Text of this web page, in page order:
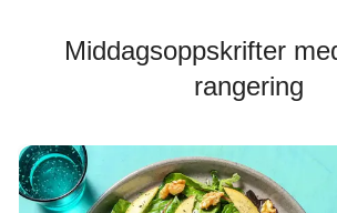
Middagsoppskrifter
rangering